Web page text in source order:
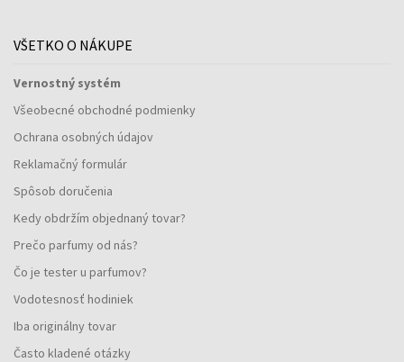
VŠETKO O NÁKUPE
Vernostný systém
Všeobecné obchodné podmienky
Ochrana osobných údajov
Reklamačný formulár
Spôsob doručenia
Kedy obdržím objednaný tovar?
Prečo parfumy od nás?
Čo je tester u parfumov?
Vodotesnosť hodiniek
Iba originálny tovar
Často kladené otázky